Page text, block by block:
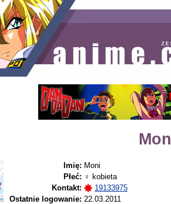
Imię: Moni
Płeć: ♀ kobieta
Kontakt:
19133975
Ostatnie logowanie: 22.03.2011